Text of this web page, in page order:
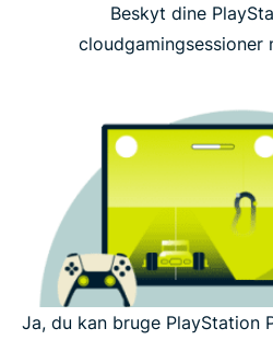
Beskyt dine
cloudgamingsessioner
Ja, du kan bruge PlayStation